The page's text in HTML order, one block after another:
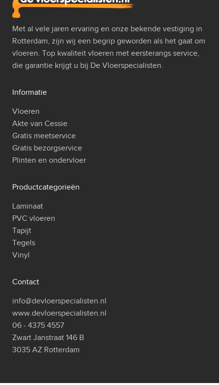
Met al vele jaren ervaring en onze bekende vestiging in
Rotterdam, zijn wij een begrip geworden als het gaat om
vloeren. Top kwaliteit vloeren met eersterangs service,
die garantie krijgt u bij De Vloerspecialisten.
Informatie
Vloeren
Akte van Cessie
Gratis meetservice
Gratis bezorgservice
Plinten en ondervloer
Productcategorieën
Laminaat
PVC vloeren
Tapijt
Tegels
Vinyl
Contact
info@devloerspecialisten.nl
www.devloerspecialisten.nl
06 - 4375 4557
Zwart Janstraat 146 B
3035 AZ Rotterdam